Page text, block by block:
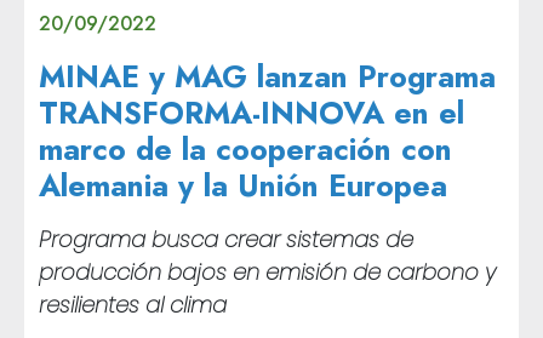
20/09/2022
MINAE y MAG lanzan Programa
TRANSFORMA-INNOVA en el
marco de la cooperación con
Alemania y la Unión Europea
Programa busca crear sistemas de
producción bajos en emisión de carbono y
resilientes al clima